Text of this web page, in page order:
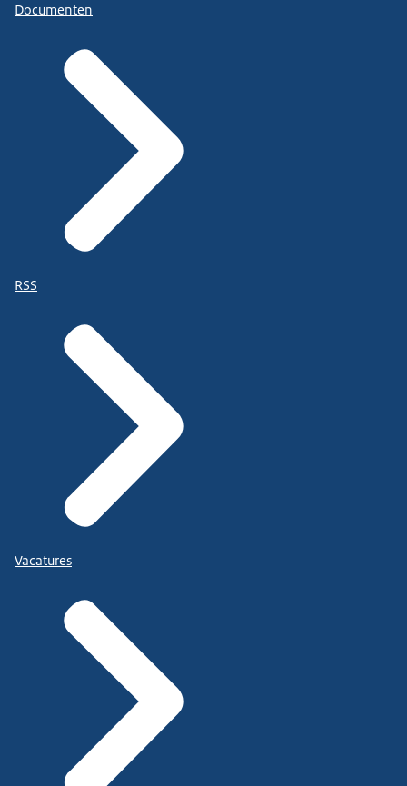
Documenten
RSS
Vacatures